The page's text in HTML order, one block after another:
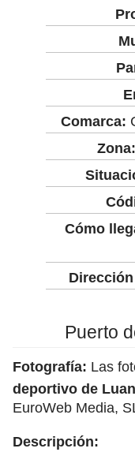
Comarca:
Zona:
Cómo
Puerto
Fotografía: Las
deportivo de
EuroWeb Media,
Descripción: